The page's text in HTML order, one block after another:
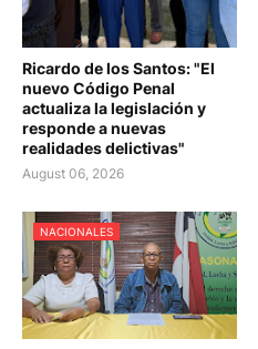
Ricardo de los Santos: "El
nuevo Código Penal
actualiza la legislación y
responde a nuevas
realidades delictivas"
August 06, 2026
NACIONALES